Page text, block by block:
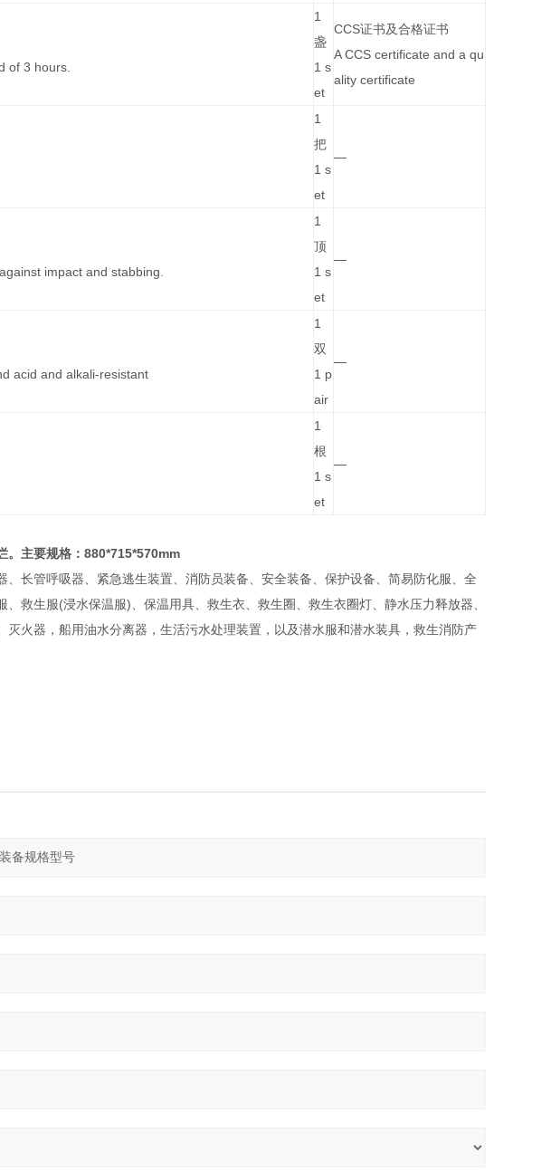
of 3 hours.
1
盏
1 s
et
CCS证书及合格证书
A CCS certificate and a qu
ality certificate
1
把
1 s
et
—
impact and stabbing.
1
顶
1 s
et
—
acid and alkali-resistant
1
双
1 p
air
—
1
根
1 s
et
—
。主要规格：880*715*570mm
长管呼吸器、紧急逃生装置、消防员装备、安全装备、保护设备、简易防化服、全
救生服(浸水保温服)、保温用具、救生衣、救生圈、救生衣圈灯、静水压力释放器、
火器，船用油水分离器，生活污水处理装置，以及潜水服和潜水装具，救生消防产